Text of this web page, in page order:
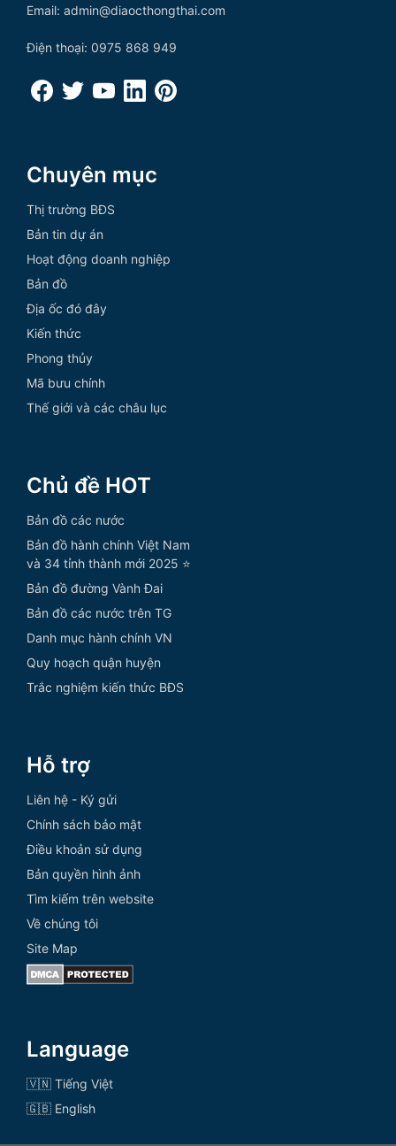
Email: admin@diaocthongthai.com
Điện thoại: 0975 868 949
Chuyên mục
Thị trường BĐS
Bản tin dự án
Hoạt động doanh nghiệp
Bản đồ
Địa ốc đó đây
Kiến thức
Phong thủy
Mã bưu chính
Thế giới và các châu lục
Chủ đề HOT
Bản đồ các nước
Bản đồ hành chính Việt Nam
và 34 tỉnh thành mới 2025 ⭐
Bản đồ đường Vành Đai
Bản đồ các nước trên TG
Danh mục hành chính VN
Quy hoạch quận huyện
Trắc nghiệm kiến thức BĐS
Hỗ trợ
Liên hệ - Ký gửi
Chính sách bảo mật
Điều khoản sử dụng
Bản quyền hình ảnh
Tìm kiếm trên website
Về chúng tôi
Site Map
Language
🇻🇳 Tiếng Việt
🇬🇧 English